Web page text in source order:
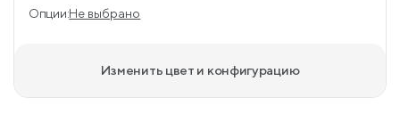
Опции:Не выбрано
Изменить цвет и конфигурацию